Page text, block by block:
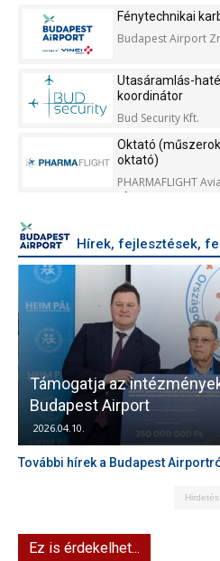
Fénytechnikai
Budapest Airport
Utasáramlás-
koordinátor
Bud Security Kft.
Oktató
oktató)
PHARMAFLIGHT
Kft.
Hírek, fejlesztések,
Támogatja az
Budapest Airport
2026.04.10.
További hírek a Budapest
Hirdetés
Ez is érdekelhet...